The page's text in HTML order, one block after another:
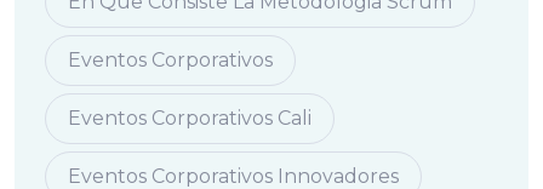
Eventos Corporativos
Eventos Corporativos Cali
Eventos Corporativos Innovadores